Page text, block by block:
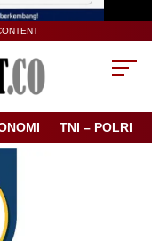
TNI – POLRI